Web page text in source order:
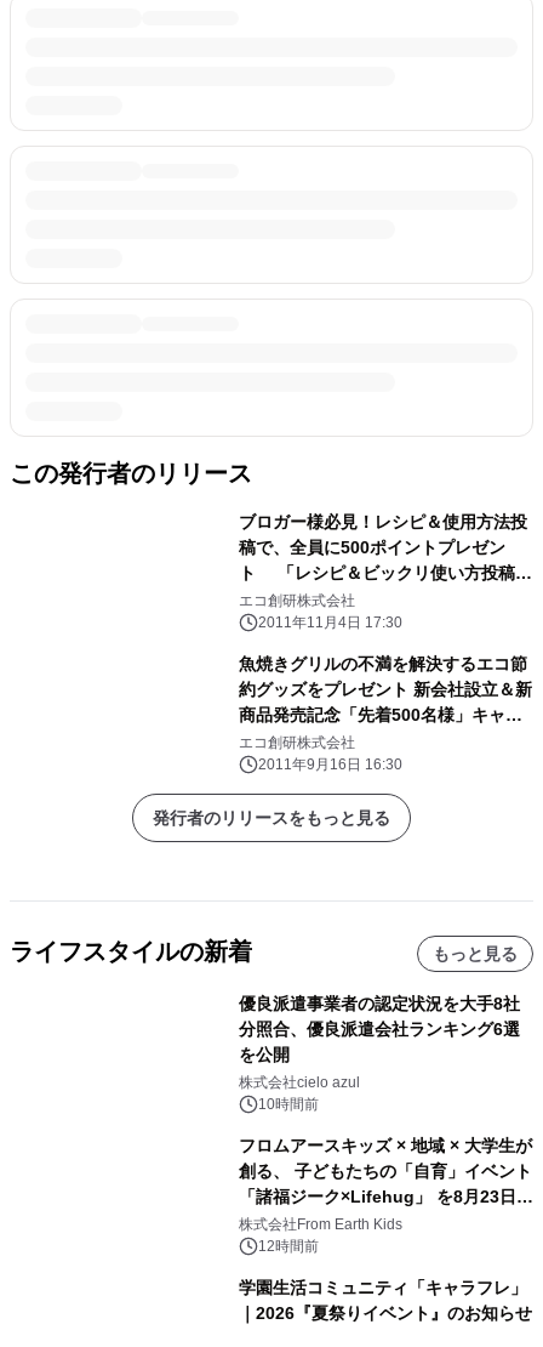
この発行者のリリース
ブロガー様必見！レシピ＆使用方法投
稿で、全員に500ポイントプレゼン
ト 「レシピ＆ビックリ使い方投稿キ
ャンペーン」開催 ～優秀賞には最大ク
オカード5,000円プレゼント～
エコ創研株式会社
2011年11月4日 17:30
魚焼きグリルの不満を解決するエコ節
約グッズをプレゼント 新会社設立＆新
商品発売記念「先着500名様」キャン
ペーン
エコ創研株式会社
2011年9月16日 16:30
発行者のリリースをもっと見る
ライフスタイルの新着 もっと見る
優良派遣事業者の認定状況を大手8社
分照合、優良派遣会社ランキング6選
を公開
株式会社cielo azul
10時間前
フロムアースキッズ × 地域 × 大学生が
創る、 子どもたちの「自育」イベント
「諸福ジーク×Lifehug」 を8月23日
(日)開催
株式会社From Earth Kids
12時間前
学園生活コミュニティ「キャラフレ」
｜2026『夏祭りイベント』のお知らせ